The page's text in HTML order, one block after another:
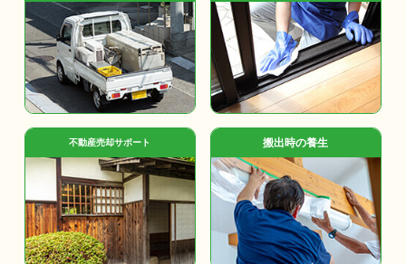
不動産売却サポート 搬出時の養生